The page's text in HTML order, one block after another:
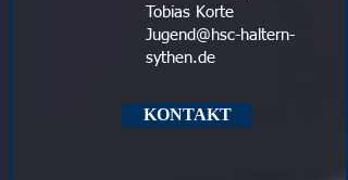
Tobias Korte
Jugend@hsc-haltern-
sythen.de
KONTAKT